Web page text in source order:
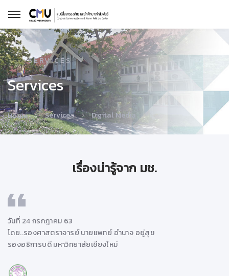
SERVICES
Services
Home Services Digital Media
เรื่องน่ารู้จาก มช.
วันที่ 24 กรกฎาคม 63
โดย..รองศาสตราจารย์ นายแพทย์ อำนาจ อยู่สุข
รองอธิการบดี มหาวิทยาลัยเชียงใหม่